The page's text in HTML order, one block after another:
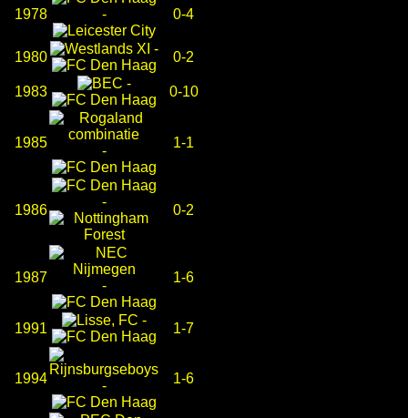
1978 - 0-4
1980
-
0-2
1983
-
0-10
1985
-
1-1
1986
-
0-2
1987
-
1-6
1991
-
1-7
1994 - 1-6